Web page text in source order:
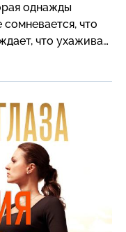
однажды
что
что ухаживал
ей